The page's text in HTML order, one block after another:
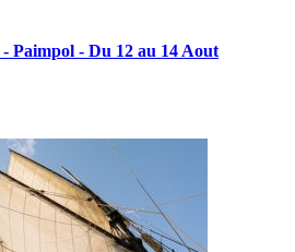
Paimpol - Du 12 au 14 Aout